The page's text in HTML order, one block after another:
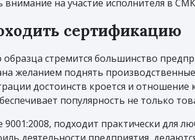
на участие исполнителя в
сертификацию
стремится большинство
желанием поднять
достоинств кроется и
популярность не только
подходит практически для